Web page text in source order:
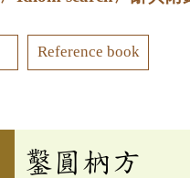
Reference book
鑿圓枘方